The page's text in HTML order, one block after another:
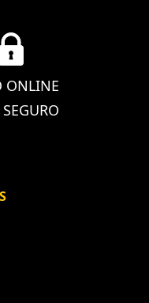
ONLINE